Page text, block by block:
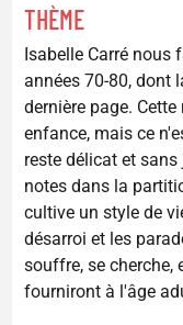
THÈME
Isabelle Carré nous
années 70-80, dont
dernière page.
enfance, mais ce
reste délicat et
notes dans la
cultive un style de
désarroi et les
souffre, se cherche,
fourniront à l'âge